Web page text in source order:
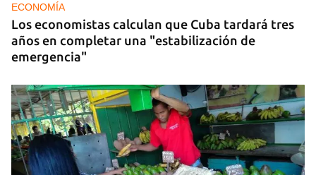
ECONOMÍA
Los economistas calculan que Cuba tardará tres
años en completar una "estabilización de
emergencia"